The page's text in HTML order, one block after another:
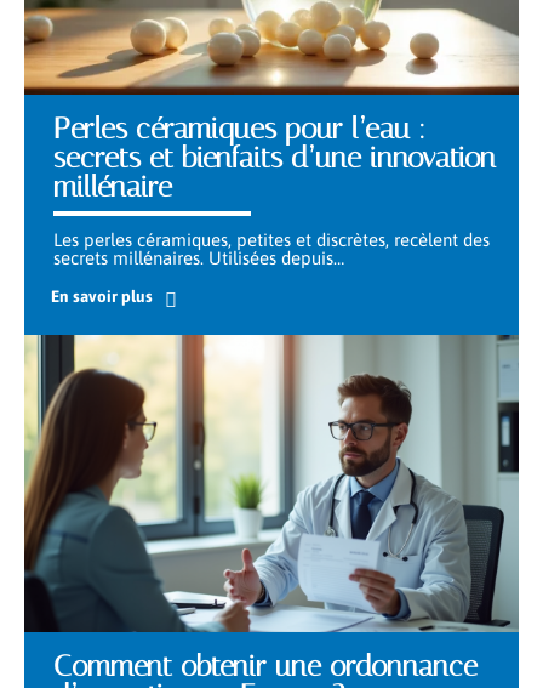
Perles céramiques pour l’eau :
secrets et bienfaits d’une innovation
millénaire
Les perles céramiques, petites et discrètes, recèlent des
secrets millénaires. Utilisées depuis…
En savoir plus
Comment obtenir une ordonnance